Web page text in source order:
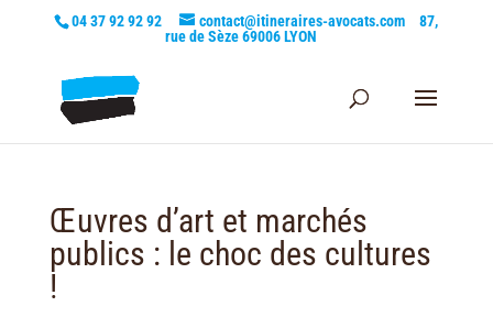
04 37 92 92 92 contact@itineraires-avocats.com
87,
rue de Sèze 69006 LYON
Œuvres d’art et marchés
publics : le choc des cultures
!